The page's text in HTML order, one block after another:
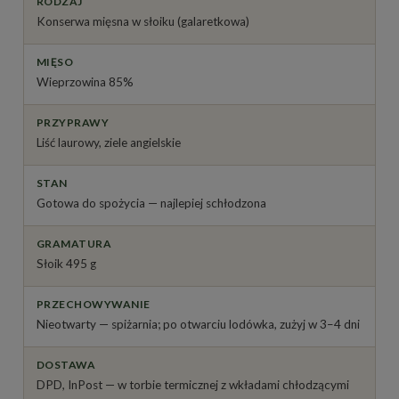
Konserwa mięsna w słoiku (galaretkowa)
MIĘSO
Wieprzowina 85%
PRZYPRAWY
Liść laurowy, ziele angielskie
STAN
Gotowa do spożycia — najlepiej schłodzona
GRAMATURA
Słoik 495 g
PRZECHOWYWANIE
Nieotwarty — spiżarnia; po otwarciu lodówka, zużyj w 3–4 dni
DOSTAWA
DPD, InPost — w torbie termicznej z wkładami chłodzącymi